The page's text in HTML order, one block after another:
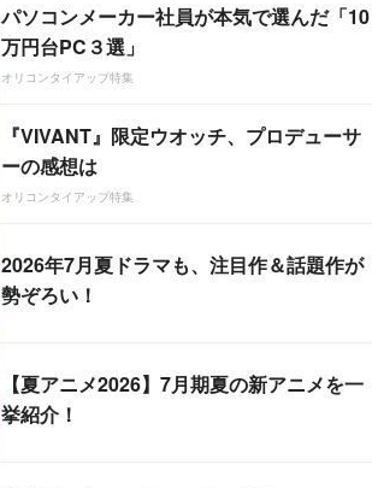
パソコンメーカー社員が本気で選んだ「10
万円台PC３選」
オリコンタイアップ特集
『VIVANT』限定ウオッチ、プロデューサ
ーの感想は
オリコンタイアップ特集
2026年7月夏ドラマも、注目作＆話題作が
勢ぞろい！
【夏アニメ2026】7月期夏の新アニメを一
挙紹介！